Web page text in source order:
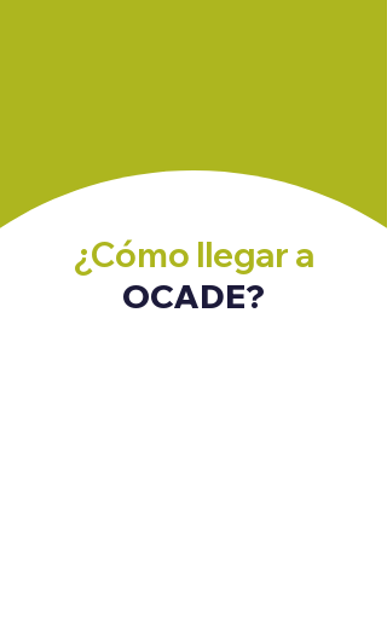
¿Cómo llegar a
OCADE?